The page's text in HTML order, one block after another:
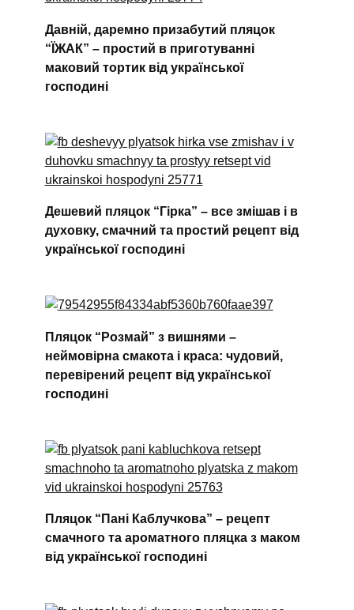
Давній, даремно призабутий пляцок
“ЇЖАК” – простий в приготуванні
маковий тортик від української
господині
Дешевий пляцок “Гірка” – все змішав і в
духовку, смачний та простий рецепт від
української господині
Пляцок “Розмай” з вишнями –
неймовірна смакота і краса: чудовий,
перевірений рецепт від української
господині
Пляцок “Пані Каблучкова” – рецепт
смачного та ароматного пляцка з маком
від української господині